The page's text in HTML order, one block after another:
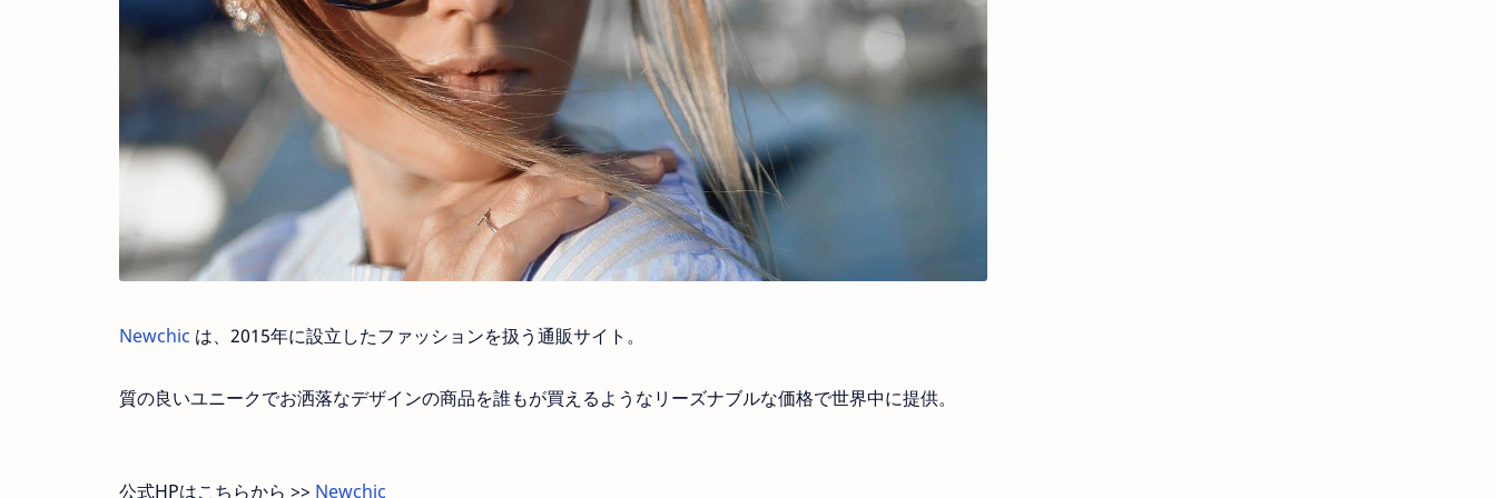
Newchic は、2015年に設立したファッションを扱う通販サイト。
質の良いユニークでお洒落なデザインの商品を誰もが買えるようなリーズナブルな価格で世界中に提供。
公式HPはこちらから >> Newchic